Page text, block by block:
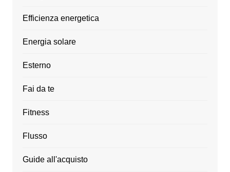
Efficienza energetica
Energia solare
Esterno
Fai da te
Fitness
Flusso
Guide all'acquisto